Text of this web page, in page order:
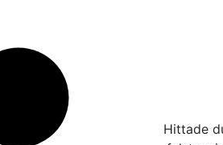
Hittade